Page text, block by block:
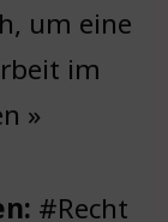
um eine
im
»
#Recht